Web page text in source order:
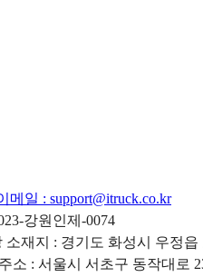
메일 : support@itruck.co.kr
강원인제-0074
재지 : 경기도 화성시 우정읍
소 : 서울시 서초구 동작대로